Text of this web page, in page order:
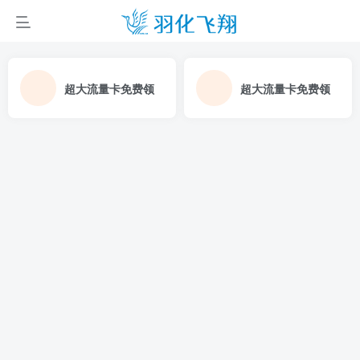
超大流量卡免费领 超大流量卡免费领